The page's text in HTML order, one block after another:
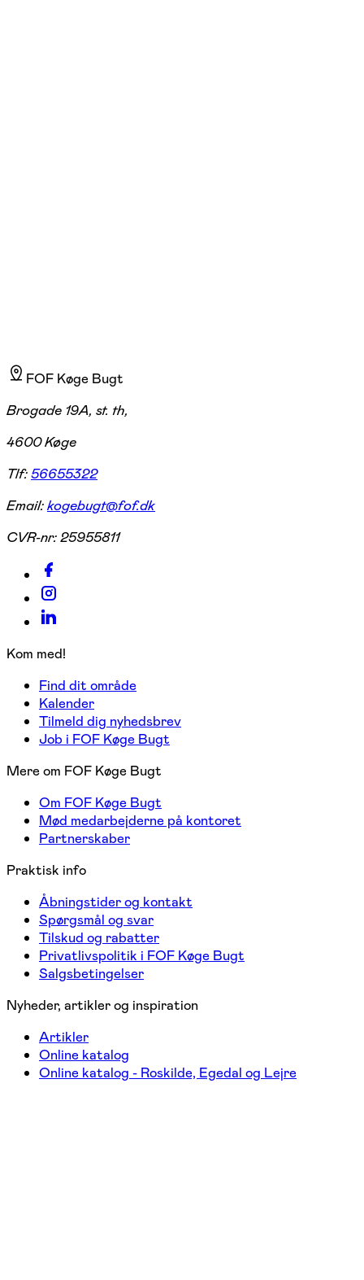
FOF Køge Bugt
Brogade 19A, st. th,
4600 Køge
Tlf:56655322
Email:kogebugt@fof.dk
CVR-nr:25955811
Kom med!
Find dit område
Kalender
Tilmeld dig nyhedsbrev
Job i FOF Køge Bugt
Mere om FOF Køge Bugt
Om FOF Køge Bugt
Mød medarbejderne på kontoret
Partnerskaber
Praktisk info
Åbningstider og kontakt
Spørgsmål og svar
Tilskud og rabatter
Privatlivspolitik i FOF Køge Bugt
Salgsbetingelser
Nyheder, artikler og inspiration
Artikler
Online katalog
Online katalog - Roskilde, Egedal og Lejre